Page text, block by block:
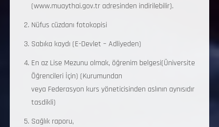
(www.muaythai.gov.tr adresinden indirilebilir).
Nüfus cüzdanı fotokopisi
Sabıka kaydı (E-Devlet – Adliyeden)
En az Lise Mezunu olmak, öğrenim belgesi(Üniversite
Öğrencileri İçin) (Kurumundan
veya Federasyon kurs yöneticisinden aslının aynısıdır
tasdikli)
Sağlık raporu,